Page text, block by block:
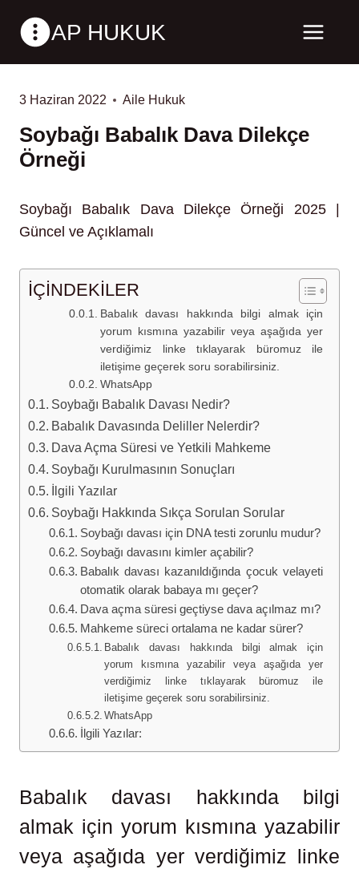
AP HUKUK
3 Haziran 2022 Aile Hukuk
Soybağı Babalık Dava Dilekçe
Örneği
Soybağı Babalık Dava Dilekçe Örneği 2025 |
Güncel ve Açıklamalı
İÇİNDEKİLER
Babalık davası hakkında bilgi almak için
yorum kısmına yazabilir veya aşağıda yer
verdiğimiz linke tıklayarak büromuz ile
iletişime geçerek soru sorabilirsiniz.
WhatsApp
Soybağı Babalık Davası Nedir?
Babalık Davasında Deliller Nelerdir?
Dava Açma Süresi ve Yetkili Mahkeme
Soybağı Kurulmasının Sonuçları
İlgili Yazılar
Soybağı Hakkında Sıkça Sorulan Sorular
Soybağı davası için DNA testi zorunlu mudur?
Soybağı davasını kimler açabilir?
Babalık davası kazanıldığında çocuk velayeti
otomatik olarak babaya mı geçer?
Dava açma süresi geçtiyse dava açılmaz mı?
Mahkeme süreci ortalama ne kadar sürer?
Babalık davası hakkında bilgi almak için
yorum kısmına yazabilir veya aşağıda yer
verdiğimiz linke tıklayarak büromuz ile
iletişime geçerek soru sorabilirsiniz.
WhatsApp
İlgili Yazılar:
Babalık davası hakkında bilgi
almak için yorum kısmına yazabilir
veya aşağıda yer verdiğimiz linke